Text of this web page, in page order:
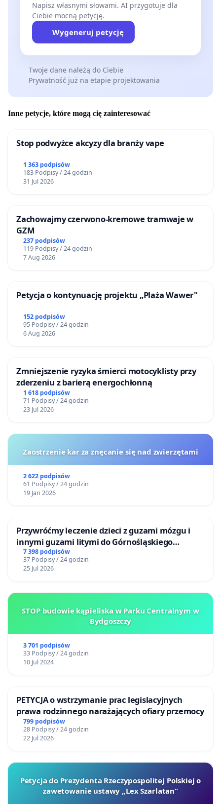
Napisz własnymi słowami. AI przygotuje dla
Ciebie mocną petycję.
Wygeneruj petycję
Twoje dane należą do Ciebie
Prywatność już na etapie projektowania
Inne petycje, które mogą cię zainteresować
Stop podwyżce akcyzy dla branży vape
1 363 podpisów
183 Podpisy / 24 godzin
31 Jul 2026
Zachowajmy czerwono-kremowe tramwaje w
GZM
237 podpisów
119 Podpisy / 24 godzin
7 Aug 2026
Petycja o kontynuację projektu „Plaża Wawer"
152 podpisów
95 Podpisy / 24 godzin
6 Aug 2026
Zmniejszenie ryzyka śmierci motocyklisty przy
zderzeniu z barierą energochłonną
1 618 podpisów
71 Podpisy / 24 godzin
23 Jul 2026
Zaostrzenie kar za znęcanie się nad zwierzętami
2 622 podpisów
61 Podpisy / 24 godzin
19 Jan 2026
Przywróćmy leczenie dzieci z guzami mózgu i
innymi guzami litymi do Górnośląskiego
Centrum Zdrowia Dziecka w Katowicach
7 398 podpisów
37 Podpisy / 24 godzin
25 Jul 2026
STOP budowie kąpieliska w Parku Centralnym w
Bydgoszczy
3 701 podpisów
33 Podpisy / 24 godzin
10 Jul 2024
PETYCJA o wstrzymanie prac legislacyjnych
prawa rodzinnego narażających ofiary przemocy
799 podpisów
28 Podpisy / 24 godzin
22 Jul 2026
Petycja do Prezydenta Rzeczypospolitej Polskiej o
zawetowanie ustawy „Lex Szarlatan”